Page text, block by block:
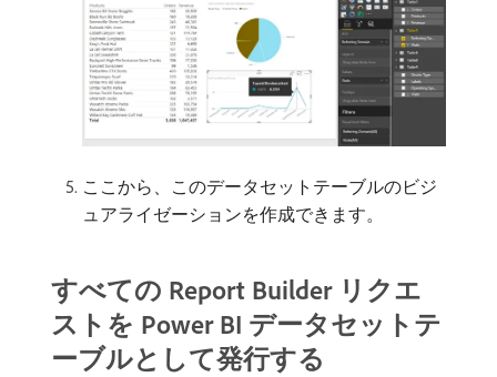
ここから、このデータセットテーブルのビジ
ュアライゼーションを作成できます。
すべての Report Builder リクエ
ストを Power BI データセットテ
ーブルとして発行する